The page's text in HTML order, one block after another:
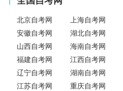
北京自考网 上海自考网
安徽自考网
湖北自考网
山西自考网
海南自考网
福建自考网
江西自考网
辽宁自考网
湖南自考网
江苏自考网
重庆自考网